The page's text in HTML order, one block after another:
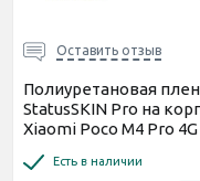
Оставить отзыв
Полиуретановая
StatusSKIN Pro на
Xiaomi Poco M4 Pro 4G
Есть в наличии